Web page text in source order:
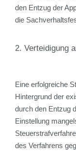
den Entzug der
die
2. Verteidigung
Eine erfolgreiche
Hintergrund der
durch den Entzug
Einstellung
des Verfahrens